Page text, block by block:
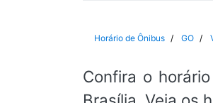
São Paulo
Horário de Ônibus GO
Confira o